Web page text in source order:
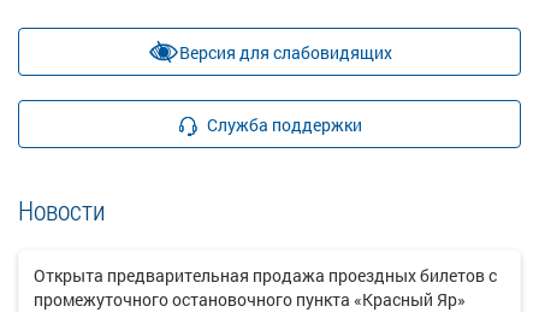
Версия для слабовидящих
Служба поддержки
Новости
Открыта предварительная продажа проездных билетов с
промежуточного остановочного пункта «Красный Яр»